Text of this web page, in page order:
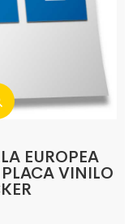
EUROPEA
PLACA VINILO